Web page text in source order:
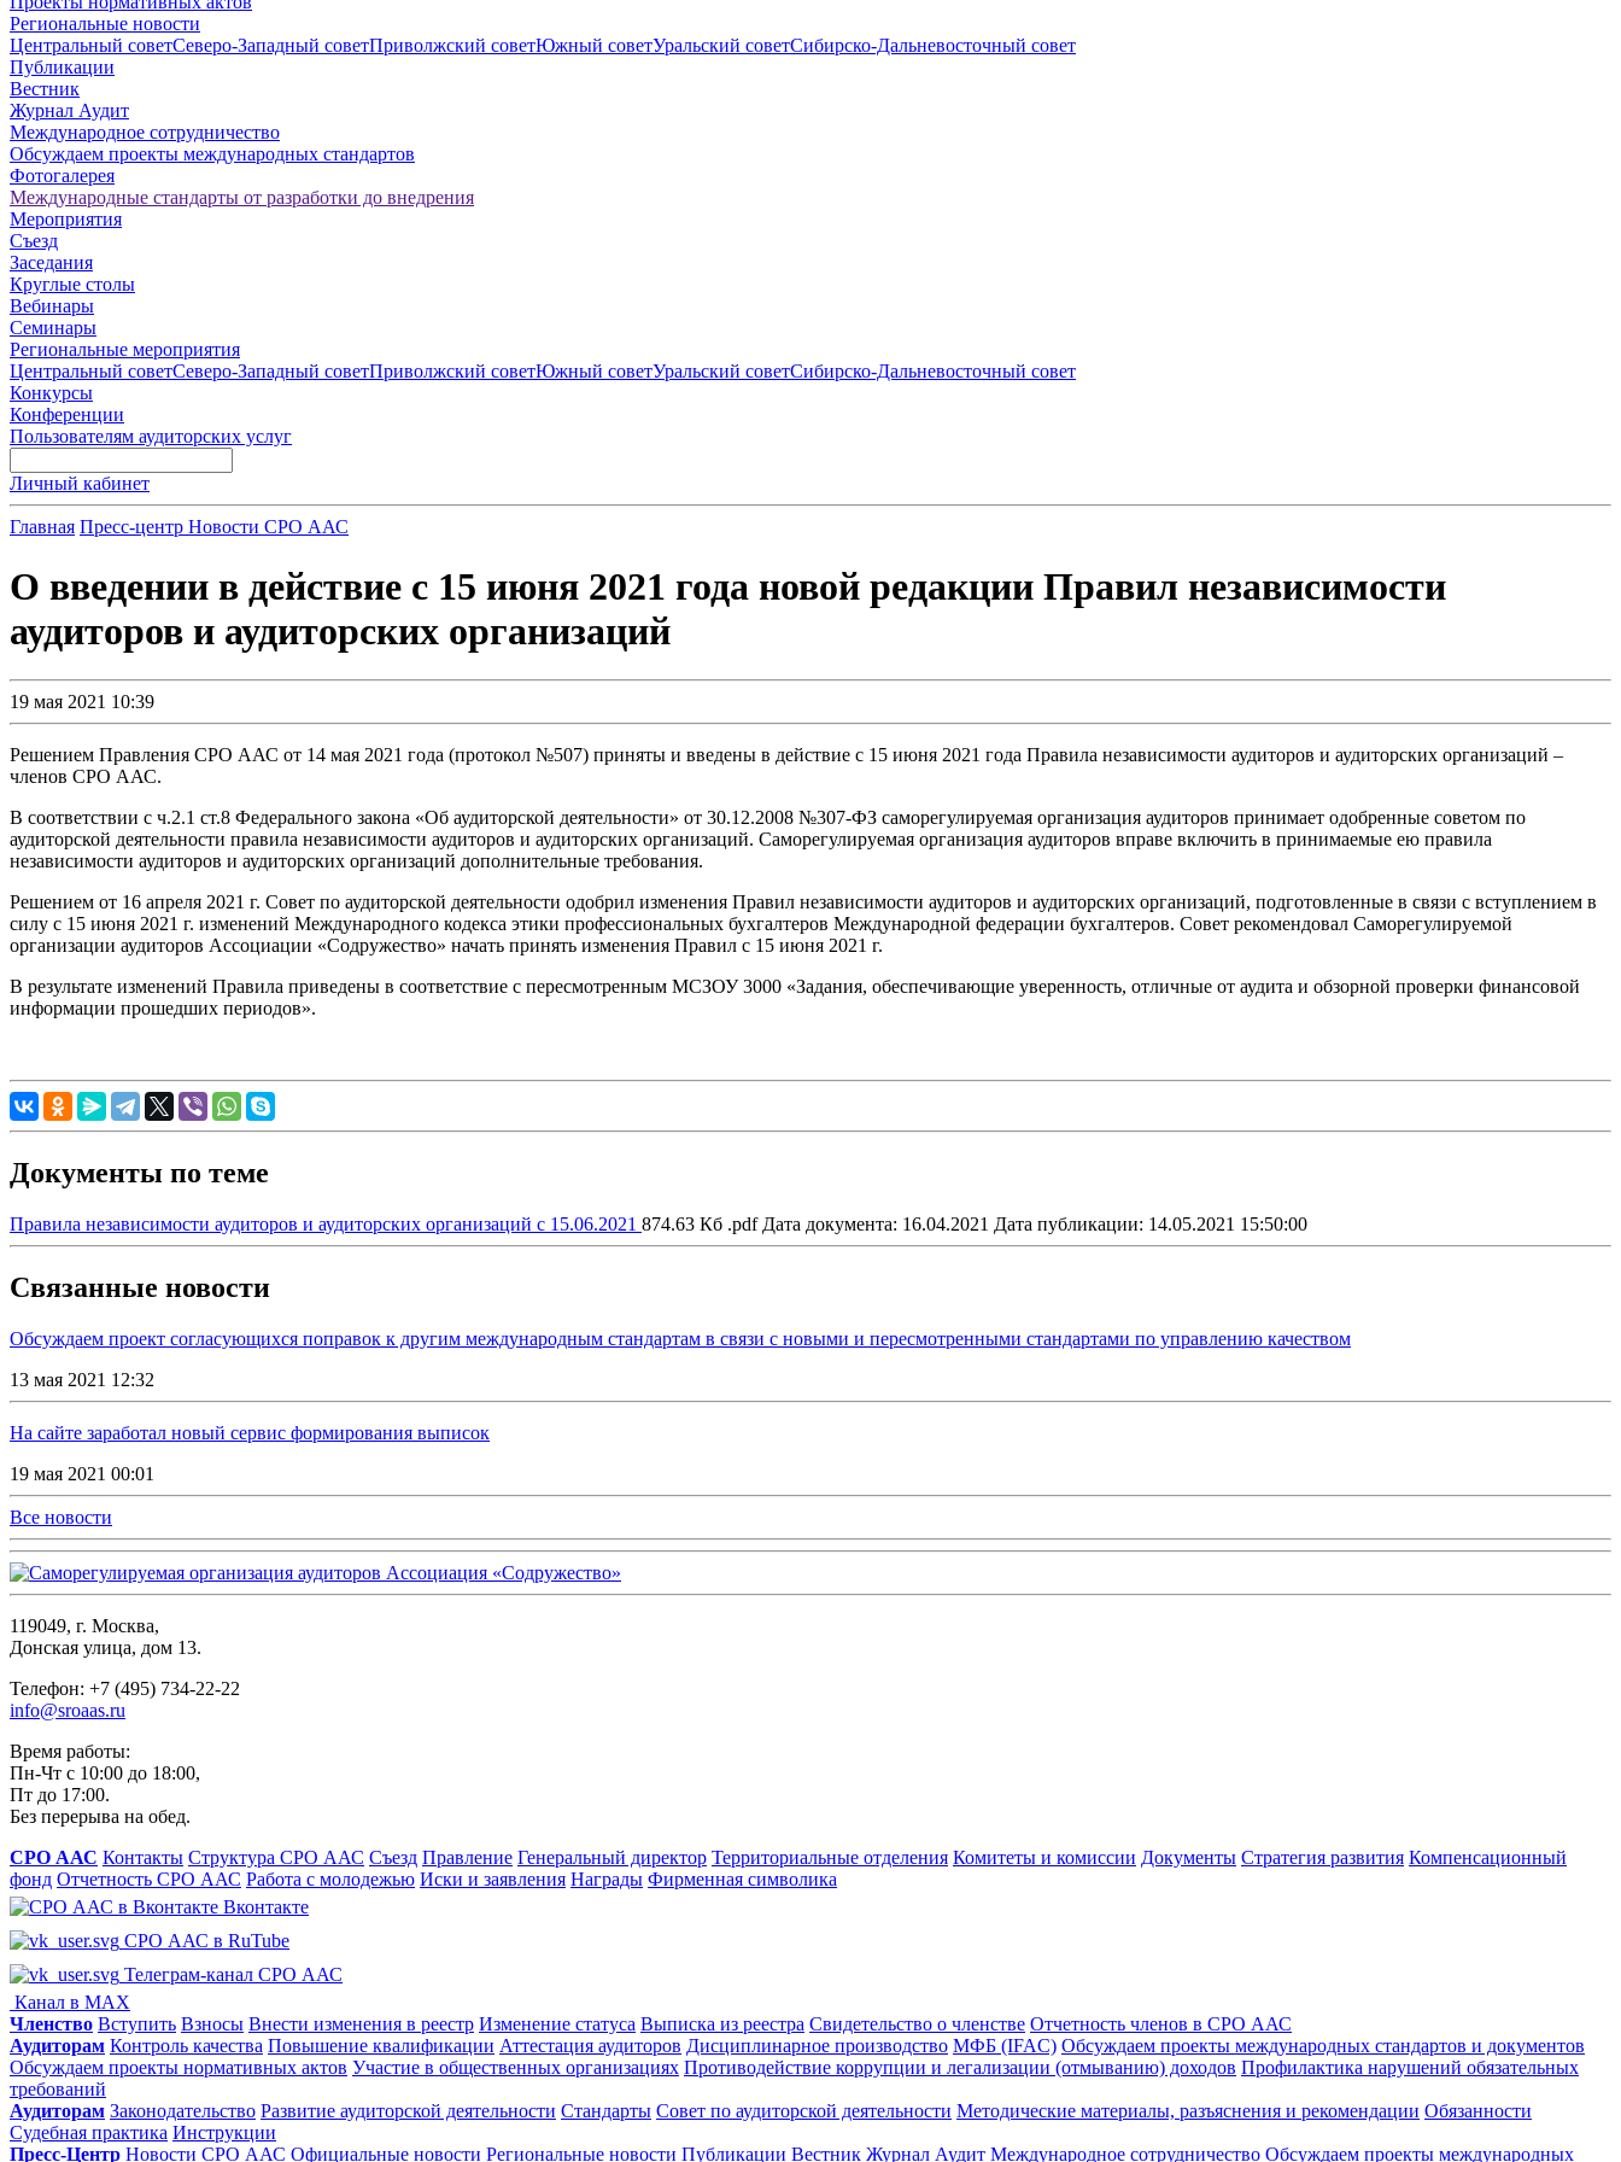
Региональные новости
Центральный советСеверо-Западный советПриволжский советЮжный советУральский советСибирско-Дальневосточный совет
Публикации
Вестник
Журнал Аудит
Международное сотрудничество
Обсуждаем проекты международных стандартов
Фотогалерея
Международные стандарты от разработки до внедрения
Мероприятия
Съезд
Заседания
Круглые столы
Вебинары
Семинары
Региональные мероприятия
Центральный советСеверо-Западный советПриволжский советЮжный советУральский советСибирско-Дальневосточный совет
Конкурсы
Конференции
Пользователям аудиторских услуг
Личный кабинет
Главная Пресс-центр Новости СРО ААС
О введении в действие с 15 июня 2021 года новой редакции Правил независимости
аудиторов и аудиторских организаций
19 мая 2021 10:39
Решением Правления СРО ААС от 14 мая 2021 года (протокол №507) приняты и введены в действие с 15 июня 2021 года Правила независимости аудиторов и аудиторских организаций –
членов СРО ААС.
В соответствии с ч.2.1 ст.8 Федерального закона «Об аудиторской деятельности» от 30.12.2008 №307-ФЗ саморегулируемая организация аудиторов принимает одобренные советом по
аудиторской деятельности правила независимости аудиторов и аудиторских организаций. Саморегулируемая организация аудиторов вправе включить в принимаемые ею правила
независимости аудиторов и аудиторских организаций дополнительные требования.
Решением от 16 апреля 2021 г. Совет по аудиторской деятельности одобрил изменения Правил независимости аудиторов и аудиторских организаций, подготовленные в связи с вступлением в
силу с 15 июня 2021 г. изменений Международного кодекса этики профессиональных бухгалтеров Международной федерации бухгалтеров. Совет рекомендовал Саморегулируемой
организации аудиторов Ассоциации «Содружество» начать принять изменения Правил с 15 июня 2021 г.
В результате изменений Правила приведены в соответствие с пересмотренным МСЗОУ 3000 «Задания, обеспечивающие уверенность, отличные от аудита и обзорной проверки финансовой
информации прошедших периодов».
Документы по теме
Правила независимости аудиторов и аудиторских организаций с 15.06.2021 874.63 Кб .pdf Дата документа: 16.04.2021 Дата публикации: 14.05.2021 15:50:00
Связанные новости
Обсуждаем проект согласующихся поправок к другим международным стандартам в связи с новыми и пересмотренными стандартами по управлению качеством
13 мая 2021 12:32
На сайте заработал новый сервис формирования выписок
19 мая 2021 00:01
Все новости
119049, г. Москва,
Донская улица, дом 13.
Телефон: +7 (495) 734-22-22
info@sroaas.ru
Время работы:
Пн-Чт с 10:00 до 18:00,
Пт до 17:00.
Без перерыва на обед.
СРО ААС Контакты Структура СРО ААС Съезд Правление Генеральный директор Территориальные отделения Комитеты и комиссии Документы Стратегия развития Компенсационный
фонд Отчетность СРО ААС Работа с молодежью Иски и заявления Награды Фирменная символика
Вконтакте
СРО ААС в RuTube
Телеграм-канал СРО ААС
Канал в MAX
Членство Вступить Взносы Внести изменения в реестр Изменение статуса Выписка из реестра Свидетельство о членстве Отчетность членов в СРО ААС
Аудиторам Контроль качества Повышение квалификации Аттестация аудиторов Дисциплинарное производство МФБ (IFAC) Обсуждаем проекты международных стандартов и документов
Обсуждаем проекты нормативных актов Участие в общественных организациях Противодействие коррупции и легализации (отмыванию) доходов Профилактика нарушений обязательных
требований
Аудиторам Законодательство Развитие аудиторской деятельности Стандарты Совет по аудиторской деятельности Методические материалы, разъяснения и рекомендации Обязанности
Судебная практика Инструкции
Пресс-Центр Новости СРО ААС Официальные новости Региональные новости Публикации Вестник Журнал Аудит Международное сотрудничество Обсуждаем проекты международных